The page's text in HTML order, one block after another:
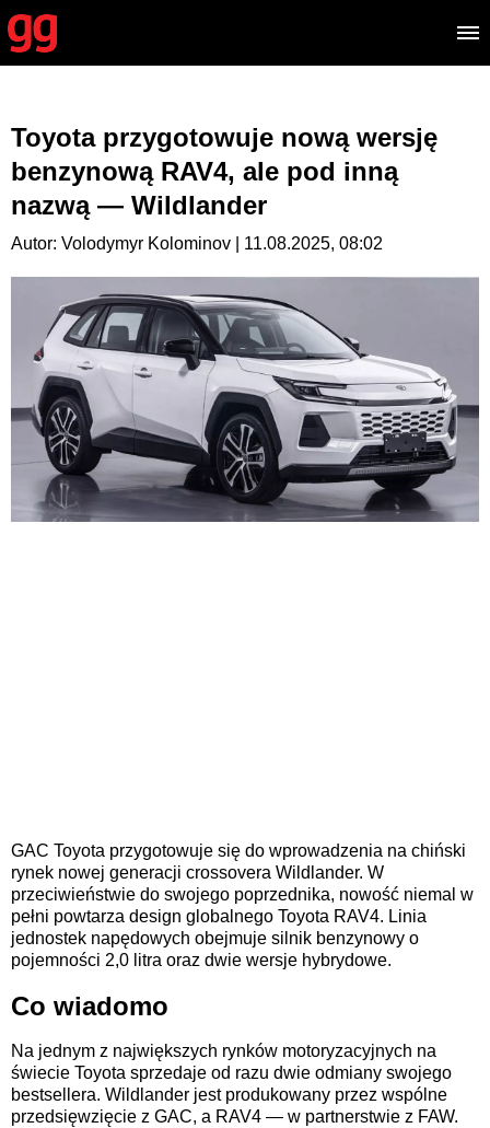
Toyota przygotowuje nową wersję
benzynową RAV4, ale pod inną
nazwą — Wildlander
Autor: Volodymyr Kolominov | 11.08.2025, 08:02
GAC Toyota przygotowuje się do wprowadzenia na chiński
rynek nowej generacji crossovera Wildlander. W
przeciwieństwie do swojego poprzednika, nowość niemal w
pełni powtarza design globalnego Toyota RAV4. Linia
jednostek napędowych obejmuje silnik benzynowy o
pojemności 2,0 litra oraz dwie wersje hybrydowe.
Co wiadomo
Na jednym z największych rynków motoryzacyjnych na
świecie Toyota sprzedaje od razu dwie odmiany swojego
bestsellera. Wildlander jest produkowany przez wspólne
przedsięwzięcie z GAC, a RAV4 — w partnerstwie z FAW.